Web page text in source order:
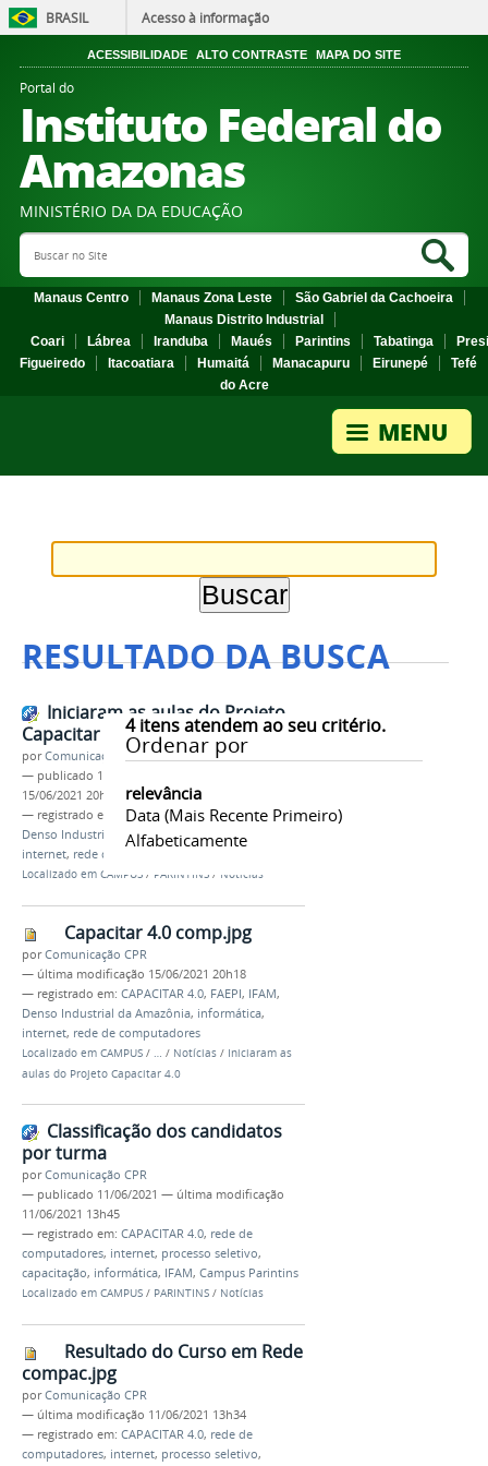
BRASIL Acesso à informação
ACESSIBILIDADE ALTO CONTRASTE MAPA DO SITE
Portal do
Instituto Federal do
Amazonas
MINISTÉRIO DA DA EDUCAÇÃO
Search Site
Manaus Centro Manaus Zona Leste
São Gabriel da Cachoeira
Manaus Distrito Industrial
Coari
Lábrea Iranduba Maués Parintins Tabatinga
Figueiredo
Itacoatiara Humaitá Manacapuru Eirunepé
Tefé
do Acre
RESULTADO DA BUSCA
4itens atendem ao seu critério.
Ordenar por
relevância
Data (mais Recente Primeiro)
Alfabeticamente
Iniciaram as aulas do Projeto
Capacitar 4.0
porComunicação CPR
— publicado 15/06/2021
15/06/2021 20h27
— registrado em:
CAPACITAR 4.0, FAEPI,IFAM,
Denso Industrial da Amazônia
informática
internet, rede de computadores
Localizado em CAMPUS / PARINTINS / Notícias
Capacitar 4.0 comp.jpg
porComunicação CPR
— última modificação 15/06/2021 20h18
— registrado em: CAPACITAR 4.0, FAEPI, IFAM,
Denso Industrial da Amazônia, informática,
internet, rede de computadores
Localizado em CAMPUS / / Notícias / Iniciaram as
aulas do Projeto Capacitar 4.0
Classificação dos candidatos
por turma
porComunicação CPR
— publicado 11/06/2021 — última modificação
11/06/2021 13h45
— registrado em: CAPACITAR 4.0, rede de
computadores, internet, processo seletivo,
capacitação, informática, IFAM, Campus Parintins
Localizado em CAMPUS / PARINTINS / Notícias
Resultado do Curso em Rede
compac.jpg
porComunicação CPR
— última modificação 11/06/2021 13h34
— registrado em: CAPACITAR 4.0, rede de
computadores, internet, processo seletivo,